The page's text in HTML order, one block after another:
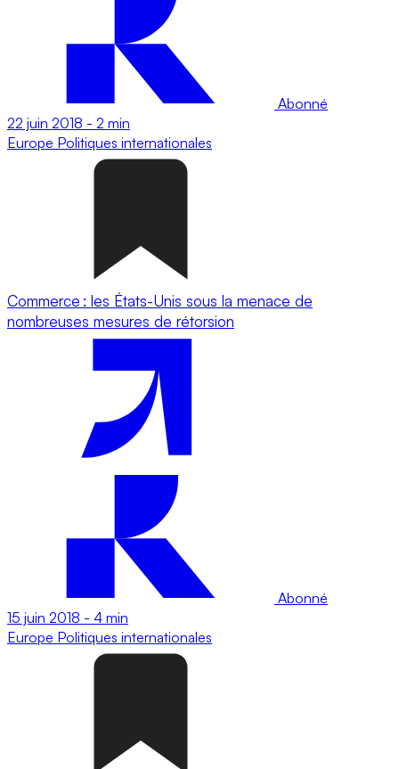
Abonné
22 juin 2018 - 2 min
Europe Politiques internationales
Commerce : les États-Unis sous la menace de
nombreuses mesures de rétorsion
Abonné
15 juin 2018 - 4 min
Europe Politiques internationales